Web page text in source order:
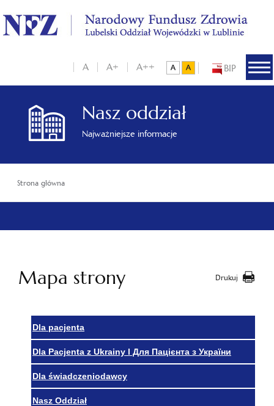
BIP
A A+ A++
Nasz oddział
Najważniejsze informacje
Strona główna
Drukuj
Mapa strony
Dla pacjenta
Dla Pacjenta z Ukrainy l Для Пацієнта з України
Dla świadczeniodawcy
Nasz Oddział